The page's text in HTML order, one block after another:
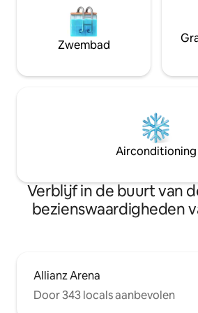
Zwembad
Airconditioning
Verblijf in de buurt van
bezienswaardigheden
Allianz Arena
Door 343 locals aanbevolen